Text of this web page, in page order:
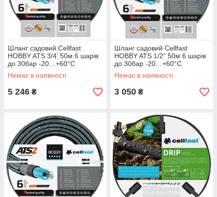
Шланг садовий Cellfast
HOBBY ATS 3/4' 50м 6 шарів
до 30бар -20…+60°C
Немає в наявності
5 246 ₴
Шланг садовий Cellfast
HOBBY ATS 1/2" 50м 6 шарів
до 30бар -20…+60°C
Немає в наявності
3 050 ₴